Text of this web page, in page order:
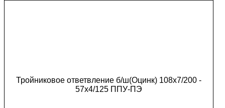
Тройниковое ответвление б/ш(Оцинк) 108х7/200 -
57х4/125 ППУ-ПЭ